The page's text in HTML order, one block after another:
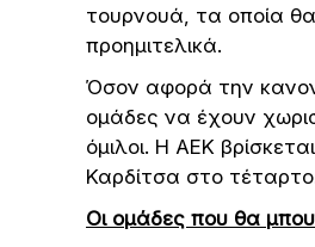
τουρνουά, τα οποία
προημιτελικά.
Όσον αφορά την
ομάδες να έχουν
όμιλοι. Η ΑΕΚ
Καρδίτσα στο
Οι ομάδες που θα